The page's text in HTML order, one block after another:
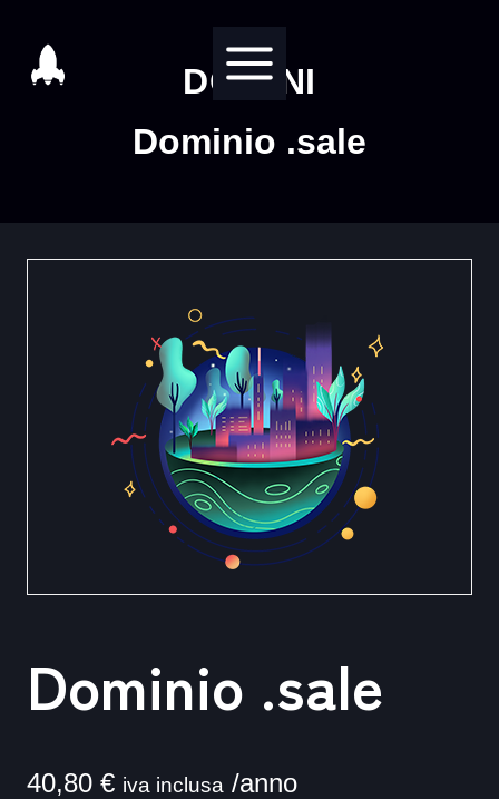
contenuto
DOMINI
Dominio .sale
Dominio .sale
40,80 € iva inclusa /anno